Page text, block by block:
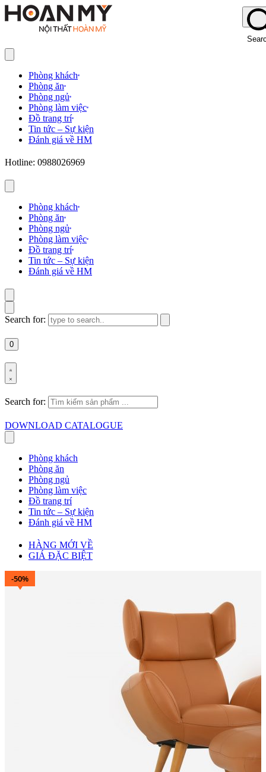
Phòng khách
Phòng ăn
Phòng ngủ
Phòng làm việc
Đồ trang trí
Tin tức – Sự kiện
Đánh giá về HM
Hotline: 0988026969
Phòng khách
Phòng ăn
Phòng ngủ
Phòng làm việc
Đồ trang trí
Tin tức – Sự kiện
Đánh giá về HM
Search for:
0
Search for:
DOWNLOAD CATALOGUE
Phòng khách
Phòng ăn
Phòng ngủ
Phòng làm việc
Đồ trang trí
Tin tức – Sự kiện
Đánh giá về HM
HÀNG MỚI VỀ
GIÁ ĐẶC BIỆT
-50%